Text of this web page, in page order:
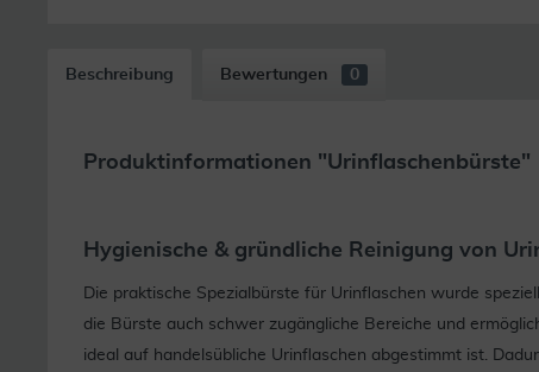
Beschreibung Bewertungen 0
Produktinformationen "Urinflaschenbürste"
Hygienische & gründliche Reinigung von
Die praktische Spezialbürste für Urinflaschen wurde
die Bürste auch schwer zugängliche Bereiche und
ideal auf handelsübliche Urinflaschen abgestimmt ist.